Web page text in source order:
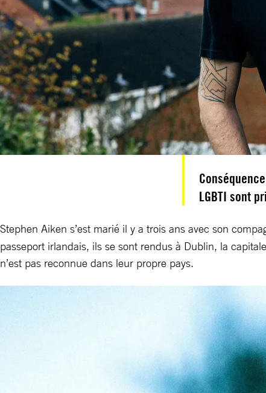
LGBTI sont
Stephen Aiken s’est marié il y a trois ans avec son
passeport irlandais, ils se sont rendus à Dublin, la
n’est pas reconnue dans leur propre pays.